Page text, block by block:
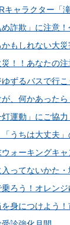
キャラクター「
め詐欺」に注意
もしれない大
災！！あなたの
ゆずるバスで行
、何かあった
灯運動」にご協
「うちは大丈夫
ォーキングキャ
入ってないかた
ろう！オレン
を身につけよう